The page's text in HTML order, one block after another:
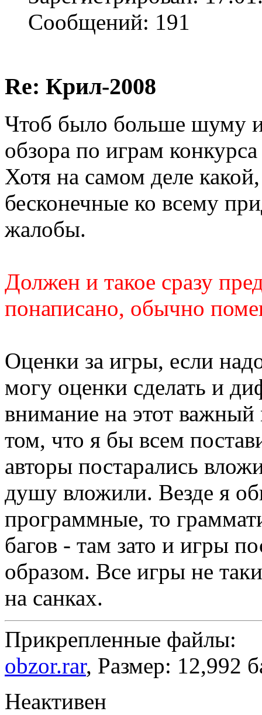
Сообщений: 191
Re: Крил-2008
Чтоб было больше шуму и
обзора по играм
Хотя на самом деле
бесконечные ко всему
жалобы.
Должен и такое сразу
понаписано, обычно
Оценки за игры, если
могу оценки сделать и
внимание на этот
том, что я бы всем
авторы постарались
душу вложили. Везде я
программные, то
багов - там зато и игры
образом. Все игры не
на санках.
Прикрепленные файлы:
obzor.rar, Размер: 12,992
Неактивен